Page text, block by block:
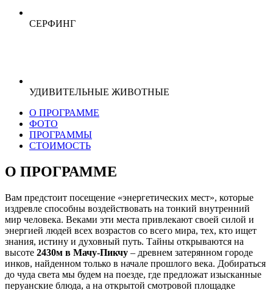
СЕРФИНГ
УДИВИТЕЛЬНЫЕ ЖИВОТНЫЕ
О ПРОГРАММЕ
ФОТО
ПРОГРАММЫ
СТОИМОСТЬ
О ПРОГРАММЕ
Вам предстоит посещение «энергетических мест», которые
издревле способны воздействовать на тонкий внутренний
мир человека. Веками эти места привлекают своей силой и
энергией людей всех возрастов со всего мира, тех, кто ищет
знания, истину и духовный путь. Тайны открываются на
высоте 2430м в Мачу-Пикчу – древнем затерянном городе
инков, найденном только в начале прошлого века. Добираться
до чуда света мы будем на поезде, где предложат изысканные
перуанские блюда, а на открытой смотровой площадке